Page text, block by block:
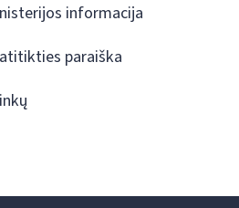
informacija
paraiška